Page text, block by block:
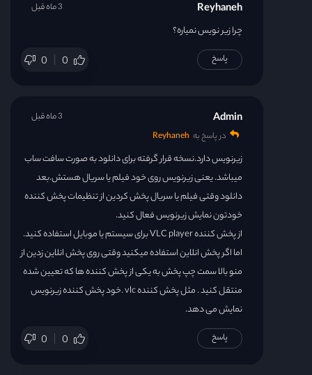
Reyhaneh
چرا زیر نویس نمیاره؟
0 0
3 ماه قبل
پاسخ
Admin
در پاسخ به Reyhaneh
زیرنویس دارد.نسخه قرار گرفته برای دانلود به صورت سافت ساب
میباشد. یعنی زیرنویس روی خود فیلم یا سریال هستش.بعد
دانلود وقتی فیلم یا سریال پخش کردین از تنظیمات پخش کننده
خودتون نمایش زیرنویس فعال کنید.
از پخش کننده VLC player برای سیستم یا موبایل استفاده کنید.
اما اگر پخش انلاین استفاده میکنید وقتی روی پخش انلاین زدین از
منو بالا سمت چپ پخش به یکی از پخش کننده ها که تعیین شده
منتقل کنید . مثل پخش کننده vlc .خود پخش کننده زیرنویس
نمایش می دهد.
0 0
3 ماه قبل
پاسخ